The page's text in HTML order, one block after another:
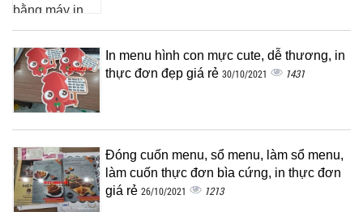
In menu hình con mực cute, dễ thương, in
thực đơn đẹp giá rẻ 30/10/2021 1431
Đóng cuốn menu, sổ menu, làm sổ menu,
làm cuốn thực đơn bìa cứng, in thực đơn
giá rẻ 26/10/2021 1213